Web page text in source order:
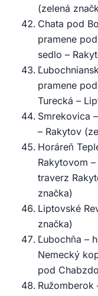
(zelená
Chata pod
pramene
sedlo –
pramene
Turecká –
Smrekovica
– Rakytov
Horáreň
Rakytovom
traverz
značka)
Liptovské
značka)
Ľubochňa –
Nemecký
pod